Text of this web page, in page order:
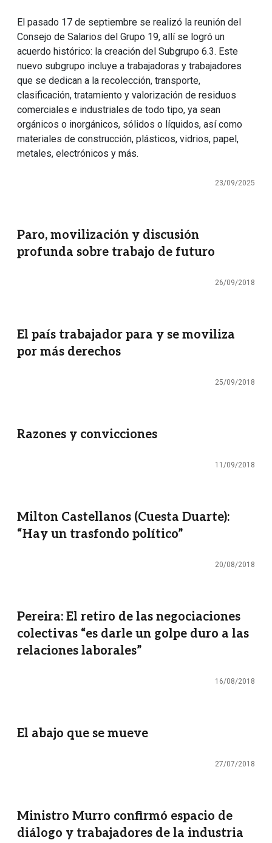
El pasado 17 de septiembre se realizó la reunión del
Consejo de Salarios del Grupo 19, allí se logró un
acuerdo histórico: la creación del Subgrupo 6.3. Este
nuevo subgrupo incluye a trabajadoras y trabajadores
que se dedican a la recolección, transporte,
clasificación, tratamiento y valorización de residuos
comerciales e industriales de todo tipo, ya sean
orgánicos o inorgánicos, sólidos o líquidos, así como
materiales de construcción, plásticos, vidrios, papel,
metales, electrónicos y más.
23/09/2025
Paro, movilización y discusión
profunda sobre trabajo de futuro
26/09/2018
El país trabajador para y se moviliza
por más derechos
25/09/2018
Razones y convicciones
11/09/2018
Milton Castellanos (Cuesta Duarte):
“Hay un trasfondo político”
20/08/2018
Pereira: El retiro de las negociaciones
colectivas “es darle un golpe duro a las
relaciones laborales”
16/08/2018
El abajo que se mueve
27/07/2018
Ministro Murro confirmó espacio de
diálogo y trabajadores de la industria